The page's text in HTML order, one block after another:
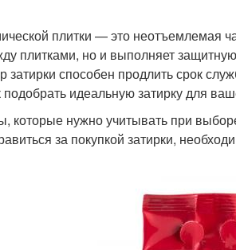
плитки — это неотъемлемая
плитками, но и выполняет
способен продлить срок
идеальную затирку для
которые нужно учитывать при
за покупкой затирки,